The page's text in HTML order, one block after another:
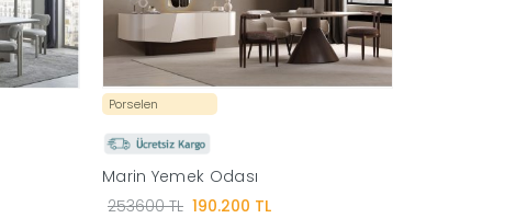
Porselen
Marin Yemek Odası
253600 TL 190.200 TL